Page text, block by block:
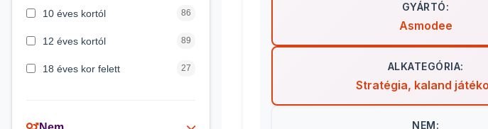
10 éves kortól 86
12 éves kortól 89
18 éves kor felett 27
3 éves kortól 200
GYÁRTÓ:
Asmodee
ALKATEGÓRIA:
Stratégia, kaland
NEM: